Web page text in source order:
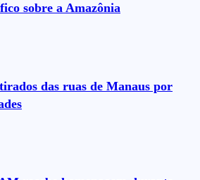
sobre a Amazônia
das ruas de Manaus por